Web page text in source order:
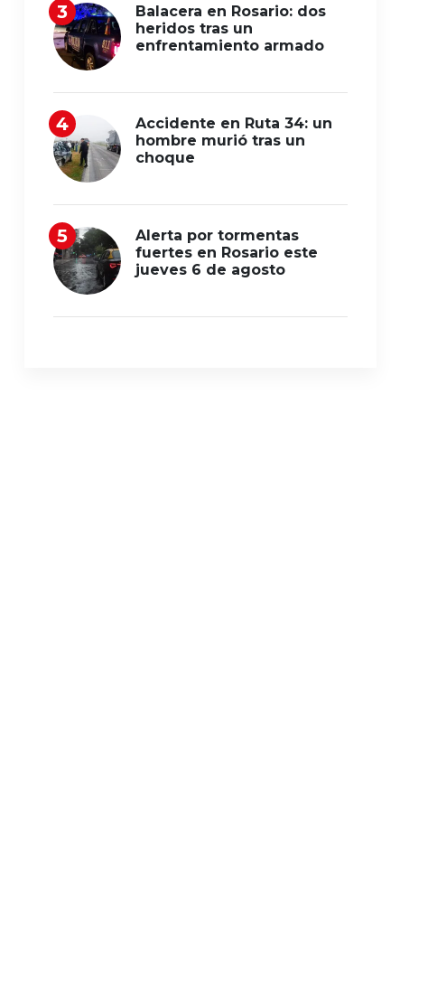
Balacera en Rosario: dos
heridos tras un
enfrentamiento armado
Accidente en Ruta 34: un
hombre murió tras un
choque
Alerta por tormentas
fuertes en Rosario este
jueves 6 de agosto